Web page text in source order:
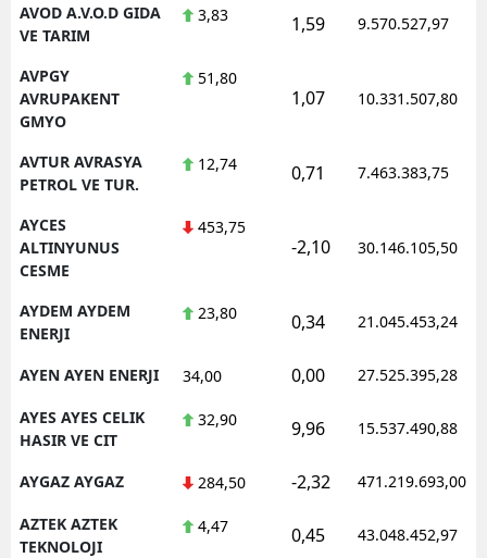
AVOD A.V.O.D GIDA
VE TARIM
3,83 1,59 9.570.527,97
AVPGY
AVRUPAKENT
GMYO
51,80
1,07 10.331.507,80
AVTUR AVRASYA
PETROL VE TUR.
12,74 0,71 7.463.383,75
AYCES
ALTINYUNUS
CESME
453,75
-2,10 30.146.105,50
AYDEM AYDEM
ENERJI
23,80 0,34 21.045.453,24
AYEN AYEN ENERJI 34,00 0,00 27.525.395,28
AYES AYES CELIK
HASIR VE CIT
32,90 9,96 15.537.490,88
AYGAZ AYGAZ 284,50 -2,32 471.219.693,00
AZTEK AZTEK
TEKNOLOJI
4,47 0,45 43.048.452,97